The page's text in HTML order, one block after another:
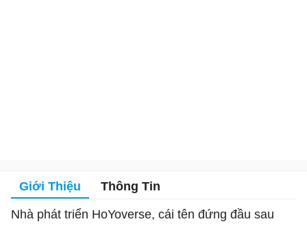
Giới Thiệu Thông Tin
Nhà phát triển HoYoverse, cái tên đứng đầu sau